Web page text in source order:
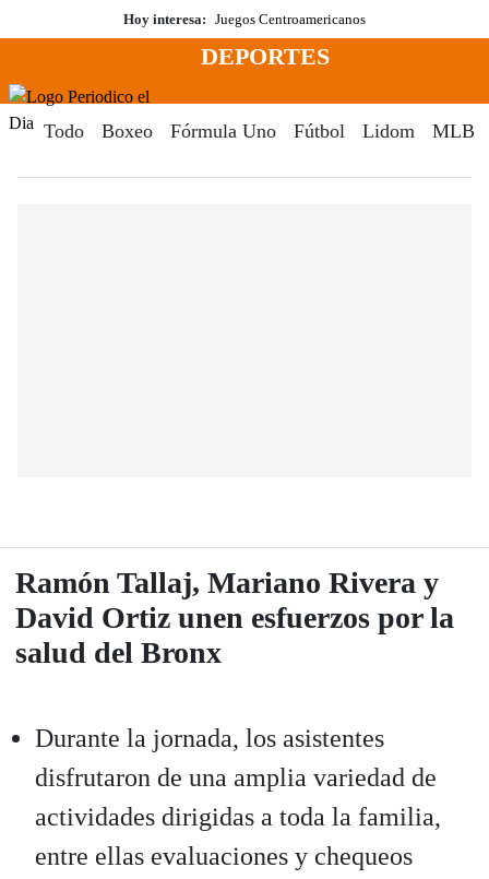
al
Hoy interesa: Juegos Centroamericanos
Menú
DEPORTES
Todo Boxeo Fórmula Uno Fútbol Lidom MLB
Ramón Tallaj, Mariano Rivera y
David Ortiz unen esfuerzos por la
salud del Bronx
Durante la jornada, los asistentes
disfrutaron de una amplia variedad de
actividades dirigidas a toda la familia,
entre ellas evaluaciones y chequeos